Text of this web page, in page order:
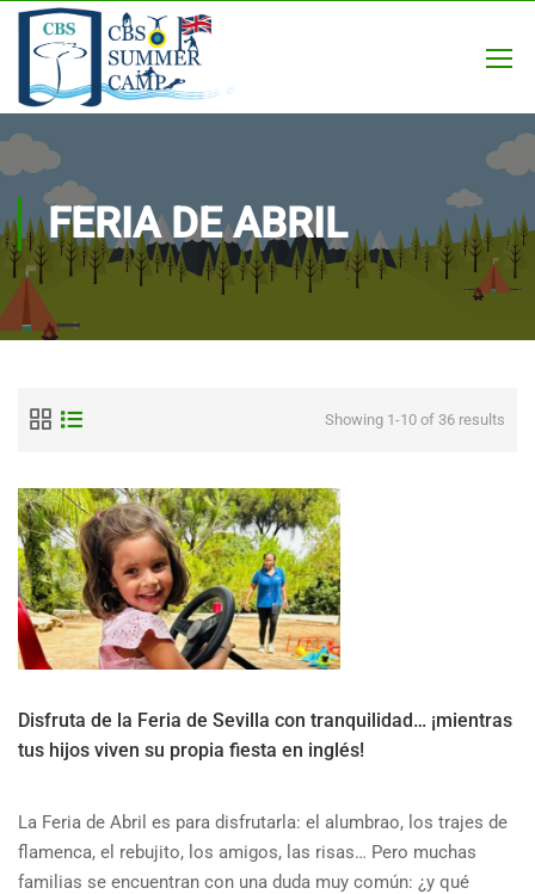
FERIA DE ABRIL
Showing 1-10 of 36 results
Disfruta de la Feria de Sevilla con tranquilidad… ¡mientras
tus hijos viven su propia fiesta en inglés!
La Feria de Abril es para disfrutarla: el alumbrao, los trajes de
flamenca, el rebujito, los amigos, las risas… Pero muchas
familias se encuentran con una duda muy común: ¿y qué